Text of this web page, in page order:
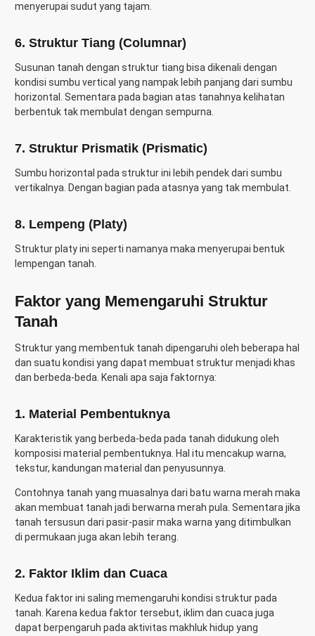
menyerupai sudut yang tajam.
6. Struktur Tiang (Columnar)
Susunan tanah dengan struktur tiang bisa dikenali dengan
kondisi sumbu vertical yang nampak lebih panjang dari sumbu
horizontal. Sementara pada bagian atas tanahnya kelihatan
berbentuk tak membulat dengan sempurna.
7. Struktur Prismatik (Prismatic)
Sumbu horizontal pada struktur ini lebih pendek dari sumbu
vertikalnya. Dengan bagian pada atasnya yang tak membulat.
8. Lempeng (Platy)
Struktur platy ini seperti namanya maka menyerupai bentuk
lempengan tanah.
Faktor yang Memengaruhi Struktur
Tanah
Struktur yang membentuk tanah dipengaruhi oleh beberapa hal
dan suatu kondisi yang dapat membuat struktur menjadi khas
dan berbeda-beda. Kenali apa saja faktornya:
1. Material Pembentuknya
Karakteristik yang berbeda-beda pada tanah didukung oleh
komposisi material pembentuknya. Hal itu mencakup warna,
tekstur, kandungan material dan penyusunnya.
Contohnya tanah yang muasalnya dari batu warna merah maka
akan membuat tanah jadi berwarna merah pula. Sementara jika
tanah tersusun dari pasir-pasir maka warna yang ditimbulkan
di permukaan juga akan lebih terang.
2. Faktor Iklim dan Cuaca
Kedua faktor ini saling memengaruhi kondisi struktur pada
tanah. Karena kedua faktor tersebut, iklim dan cuaca juga
dapat berpengaruh pada aktivitas makhluk hidup yang